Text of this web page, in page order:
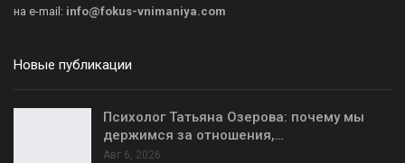
на e-mail: info@fokus-vnimaniya.com
Новые публикации
Психолог Татьяна Озерова: почему мы
держимся за отношения,…
Авг 6, 2026